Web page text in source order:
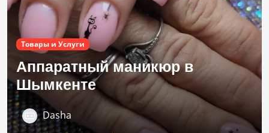
Товары и Услуги
Аппаратный маникюр в
Шымкенте
Dasha